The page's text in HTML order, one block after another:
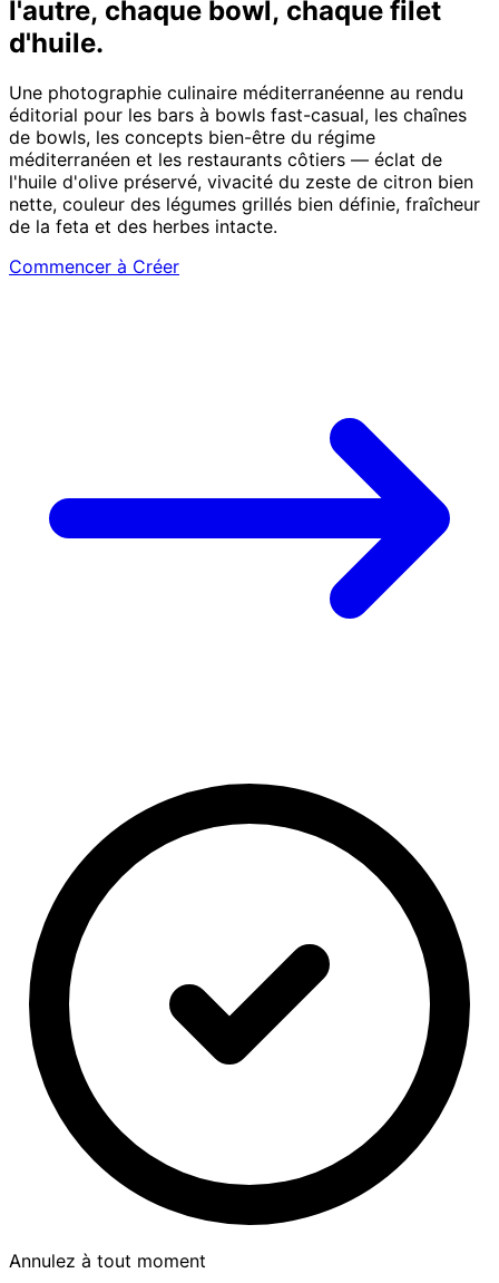
l'autre, chaque bowl, chaque filet
d'huile.
Une photographie culinaire méditerranéenne au rendu
éditorial pour les bars à bowls fast-casual, les chaînes
de bowls, les concepts bien-être du régime
méditerranéen et les restaurants côtiers — éclat de
l'huile d'olive préservé, vivacité du zeste de citron bien
nette, couleur des légumes grillés bien définie, fraîcheur
de la feta et des herbes intacte.
Commencer à Créer
Annulez à tout moment